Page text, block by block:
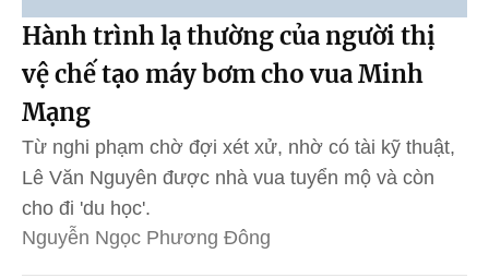
Hành trình lạ thường của người thị
vệ chế tạo máy bơm cho vua Minh
Mạng
Từ nghi phạm chờ đợi xét xử, nhờ có tài kỹ thuật,
Lê Văn Nguyên được nhà vua tuyển mộ và còn
cho đi 'du học'.
Nguyễn Ngọc Phương Đông